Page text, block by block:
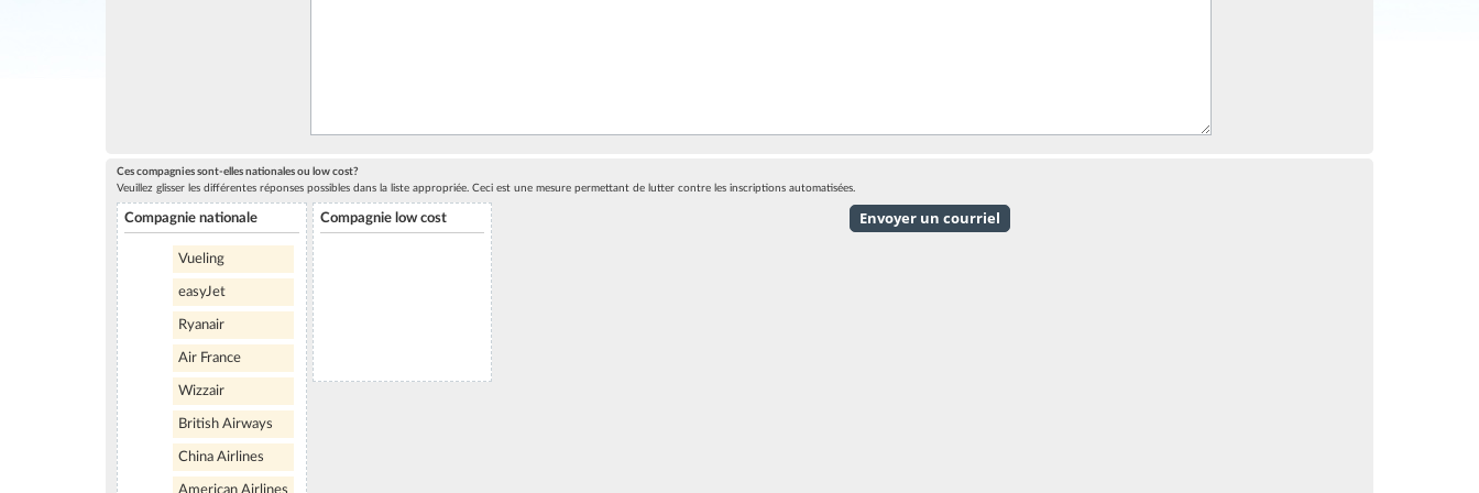
Ces compagnies sont-elles nationales ou low cost?
Veuillez glisser les différentes réponses possibles dans la liste appropriée. Ceci est une mesure permettant de lutter contre les inscriptions automatisées.
Compagnie nationale
Vueling
easyJet
Ryanair
Air France
Wizzair
British Airways
China Airlines
Compagnie low cost